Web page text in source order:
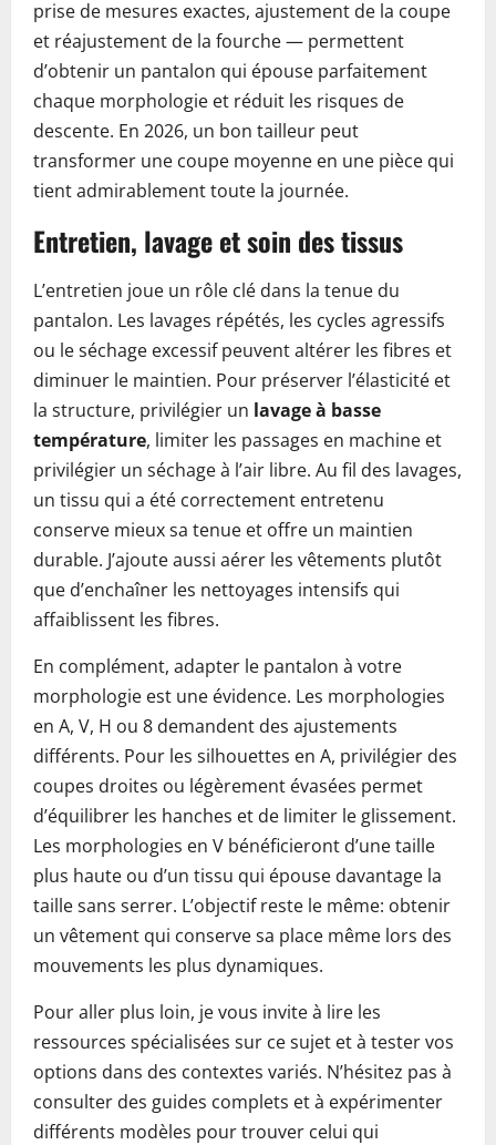
prise de mesures exactes, ajustement de la coupe
et réajustement de la fourche — permettent
d’obtenir un pantalon qui épouse parfaitement
chaque morphologie et réduit les risques de
descente. En 2026, un bon tailleur peut
transformer une coupe moyenne en une pièce qui
tient admirablement toute la journée.
Entretien, lavage et soin des tissus
L’entretien joue un rôle clé dans la tenue du
pantalon. Les lavages répétés, les cycles agressifs
ou le séchage excessif peuvent altérer les fibres et
diminuer le maintien. Pour préserver l’élasticité et
la structure, privilégier un lavage à basse
température, limiter les passages en machine et
privilégier un séchage à l’air libre. Au fil des lavages,
un tissu qui a été correctement entretenu
conserve mieux sa tenue et offre un maintien
durable. J’ajoute aussi aérer les vêtements plutôt
que d’enchaîner les nettoyages intensifs qui
affaiblissent les fibres.
En complément, adapter le pantalon à votre
morphologie est une évidence. Les morphologies
en A, V, H ou 8 demandent des ajustements
différents. Pour les silhouettes en A, privilégier des
coupes droites ou légèrement évasées permet
d’équilibrer les hanches et de limiter le glissement.
Les morphologies en V bénéficieront d’une taille
plus haute ou d’un tissu qui épouse davantage la
taille sans serrer. L’objectif reste le même: obtenir
un vêtement qui conserve sa place même lors des
mouvements les plus dynamiques.
Pour aller plus loin, je vous invite à lire les
ressources spécialisées sur ce sujet et à tester vos
options dans des contextes variés. N’hésitez pas à
consulter des guides complets et à expérimenter
différents modèles pour trouver celui qui